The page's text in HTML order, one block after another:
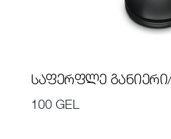
ᲡᲐᲤᲔᲠᲤᲚᲔ ᲒᲐᲜᲘᲔᲠᲘ/
100 GEL